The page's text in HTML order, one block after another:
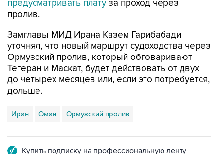
Замглавы МИД Ирана Казем Гарибабади
Ормузский пролив, который обговаривают
Тегеран и Маскат, будет действовать от двух
до четырех месяцев или, если это потребуется,
дольше.
Иран Оман
Подписаться на рассылку главных новостей сайта